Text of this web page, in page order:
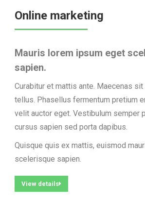
Online marketing
Mauris lorem ipsum eget
sapien.​
Curabitur et mattis ante. Maecenas
tellus. Phasellus fermentum pretium
velit auctor eget. Vestibulum semper
cursus sapien sed porta dapibus.
Quisque quis ex mattis, euismod
scelerisque sapien.
View details